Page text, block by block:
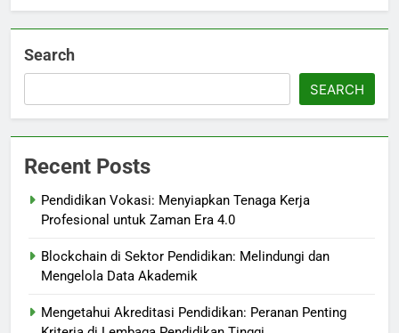
Search
SEARCH
Recent Posts
Pendidikan Vokasi: Menyiapkan Tenaga Kerja
Profesional untuk Zaman Era 4.0
Blockchain di Sektor Pendidikan: Melindungi dan
Mengelola Data Akademik
Mengetahui Akreditasi Pendidikan: Peranan Penting